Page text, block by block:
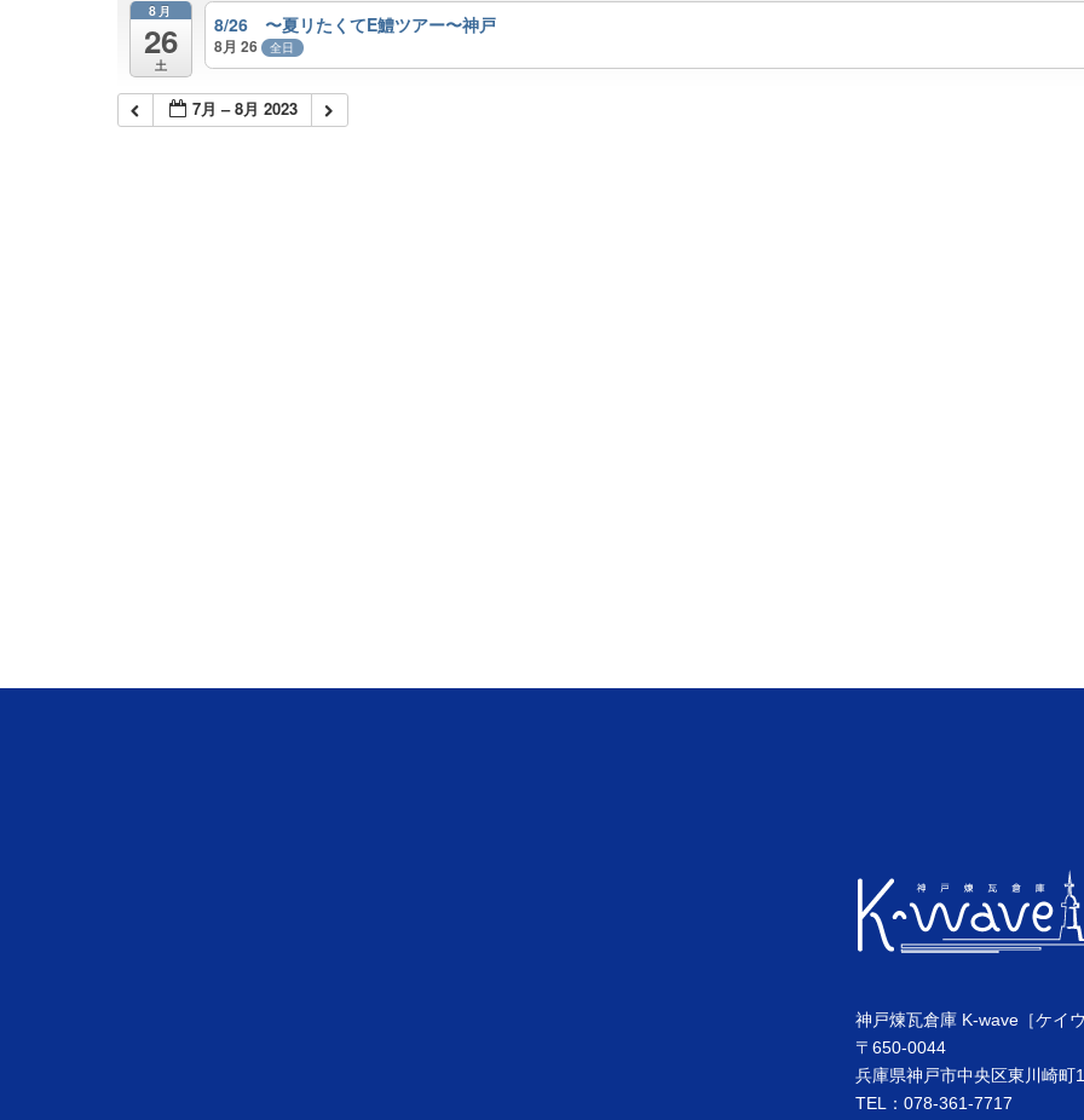
8月
26
土
8/26 〜夏リたくてE鱧ツアー〜神戸
8月 26 全日
7月 – 8月 2023
神戸煉瓦倉庫 K-wave［ケイ
〒650-0044
兵庫県神戸市中央区東川崎町
TEL：078-361-7717